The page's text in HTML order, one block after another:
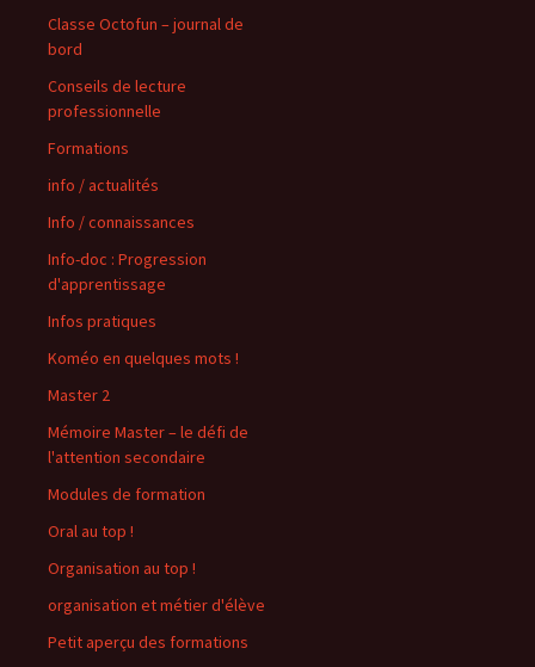
Classe Octofun – journal de
bord
Conseils de lecture
professionnelle
Formations
info / actualités
Info / connaissances
Info-doc : Progression
d'apprentissage
Infos pratiques
Koméo en quelques mots !
Master 2
Mémoire Master – le défi de
l'attention secondaire
Modules de formation
Oral au top !
Organisation au top !
organisation et métier d'élève
Petit aperçu des formations